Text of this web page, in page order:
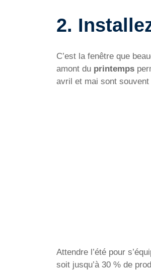
2.
C’est la fenêtre que
amont du printemps
avril et mai sont
Attendre l’été pour
soit jusqu’à 30 % de